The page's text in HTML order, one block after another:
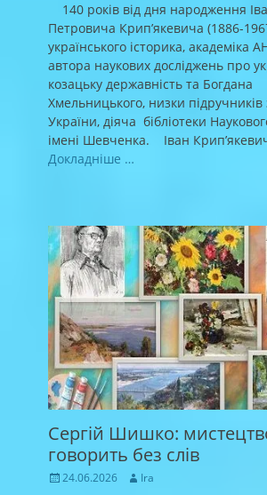
140 років від дня народження
Петровича Крип’якевича (1886-
українського історика, академіка
автора наукових досліджень про
козацьку державність та Богдана
Хмельницького, низки підручників
України, діяча бібліотеки
імені Шевченка. Іван
Докладніше …
Сергій Шишко:
говорить без слів
Posted
24.06.2026 Author
Ira